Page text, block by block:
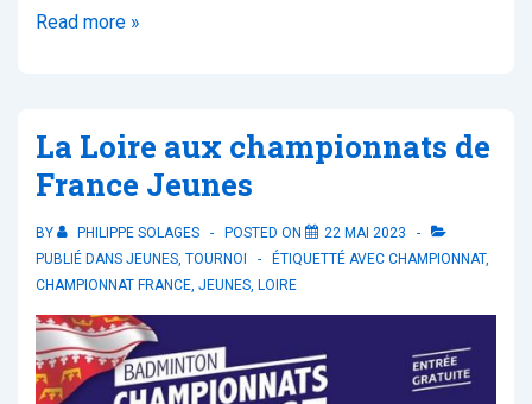
Nos
Read more »
La Loire aux championnats de
France Jeunes
BY PHILIPPE SOLAGES POSTED ON
22 MAI 2023
PUBLIÉ DANS JEUNES TOURNOI ÉTIQUETTÉ AVEC CHAMPIONNAT,
CHAMPIONNAT FRANCE JEUNES LOIRE